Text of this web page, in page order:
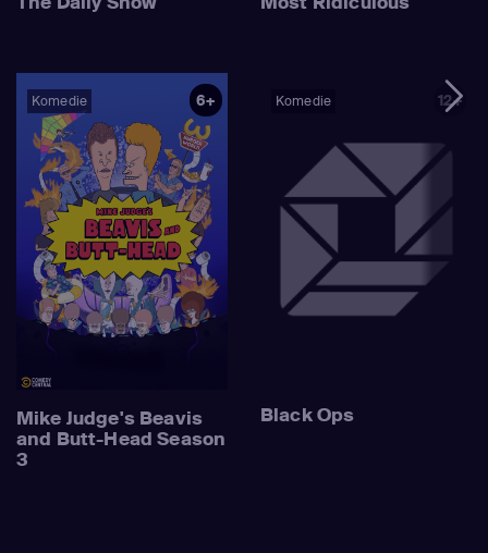
Komedie 6+
Mike Judge's Beavis
and Butt-Head Season
3
Komedie 12+
Black Ops